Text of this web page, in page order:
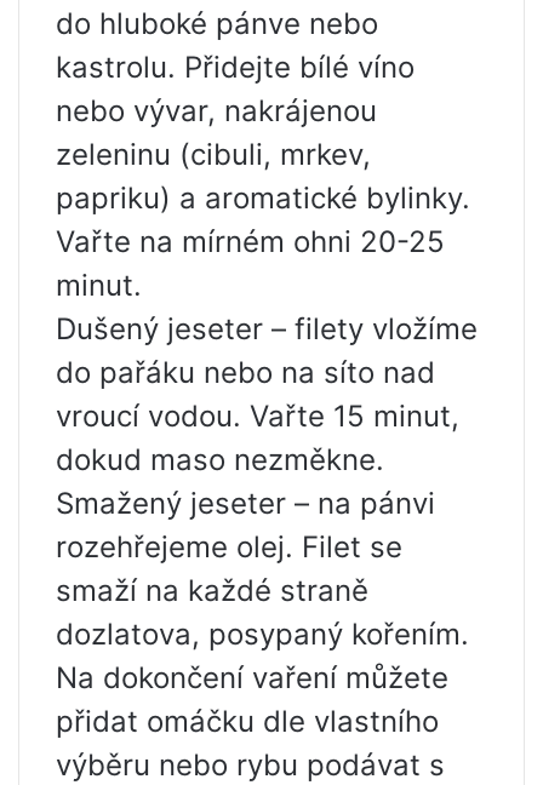
do hluboké pánve nebo
kastrolu. Přidejte bílé víno
nebo vývar, nakrájenou
zeleninu (cibuli, mrkev,
papriku) a aromatické bylinky.
Vařte na mírném ohni 20-25
minut.
Dušený jeseter – filety vložíme
do pařáku nebo na síto nad
vroucí vodou. Vařte 15 minut,
dokud maso nezměkne.
Smažený jeseter – na pánvi
rozehřejeme olej. Filet se
smaží na každé straně
dozlatova, posypaný kořením.
Na dokončení vaření můžete
přidat omáčku dle vlastního
výběru nebo rybu podávat s